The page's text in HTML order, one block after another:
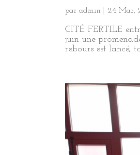
paradmin 24 Mar,
CITÉ FERTILE
juin une
rebours est lancé,